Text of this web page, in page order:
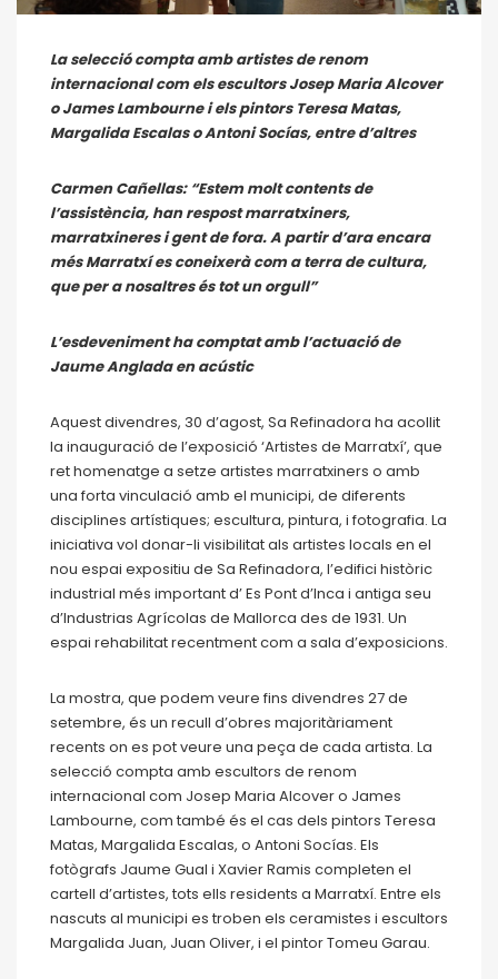
La selecció compta amb artistes de renom
internacional com els escultors Josep Maria Alcover
o James Lambourne i els pintors Teresa Matas,
Margalida Escalas o Antoni Socías, entre d’altres
Carmen Cañellas: “Estem molt contents de
l’assistència, han respost marratxiners,
marratxineres i gent de fora. A partir d’ara encara
més Marratxí es coneixerà com a terra de cultura,
que per a nosaltres és tot un orgull”
L’esdeveniment ha comptat amb l’actuació de
Jaume Anglada en acústic
Aquest divendres, 30 d’agost, Sa Refinadora ha acollit
la inauguració de l’exposició ‘Artistes de Marratxí’, que
ret homenatge a setze artistes marratxiners o amb
una forta vinculació amb el municipi, de diferents
disciplines artístiques; escultura, pintura, i fotografia. La
iniciativa vol donar-li visibilitat als artistes locals en el
nou espai expositiu de Sa Refinadora, l’edifici històric
industrial més important d’ Es Pont d’Inca i antiga seu
d’Industrias Agrícolas de Mallorca des de 1931. Un
espai rehabilitat recentment com a sala d’exposicions.
La mostra, que podem veure fins divendres 27 de
setembre, és un recull d’obres majoritàriament
recents on es pot veure una peça de cada artista. La
selecció compta amb escultors de renom
internacional com Josep Maria Alcover o James
Lambourne, com també és el cas dels pintors Teresa
Matas, Margalida Escalas, o Antoni Socías. Els
fotògrafs Jaume Gual i Xavier Ramis completen el
cartell d’artistes, tots ells residents a Marratxí. Entre els
nascuts al municipi es troben els ceramistes i escultors
Margalida Juan, Juan Oliver, i el pintor Tomeu Garau.